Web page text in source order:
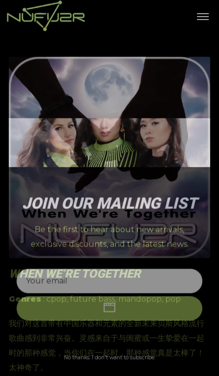
JOIN OUR MAILING LIST
Be the first to hear about new arrivals,
exclusive discounts, and the latest news.
No thanks. I don't want to subscribe.
WHEN WE’RE TOGETHER
Genres:cpop,future bass,mandopop,pop
我们对这首带有中国乐器和元素的全新未来贝斯风格流行
歌曲感到非常兴奋。灵感来自于与闺蜜或一生挚爱在一起
时的那种感觉，当你们在一起时，那种感觉真是太棒了！
太神奇了。